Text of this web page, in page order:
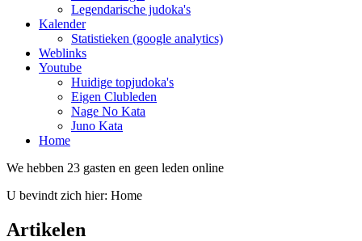
Legendarische judoka's
Kalender
Statistieken (google analytics)
Weblinks
Youtube
Huidige topjudoka's
Eigen Clubleden
Nage No Kata
Juno Kata
Home
We hebben 23 gasten en geen leden online
U bevindt zich hier: Home
Artikelen